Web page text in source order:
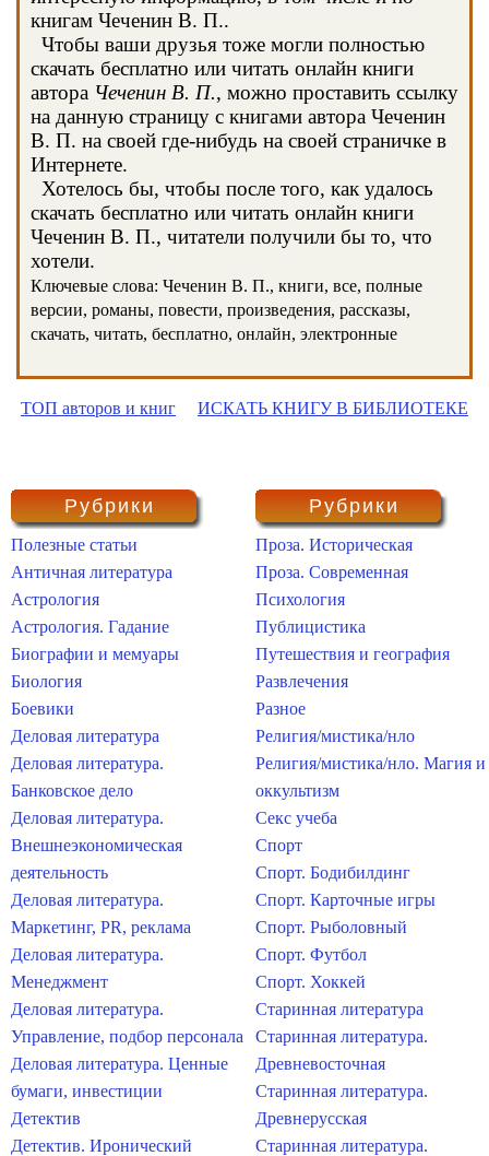
книгам Чеченин В. П..
Чтобы ваши друзья тоже могли полностью
скачать бесплатно или читать онлайн книги
автора Чеченин В. П., можно проставить ссылку
на данную страницу с книгами автора Чеченин
В. П. на своей где-нибудь на своей страничке в
Интернете.
Хотелось бы, чтобы после того, как удалось
скачать бесплатно или читать онлайн книги
Чеченин В. П., читатели получили бы то, что
хотели.
Ключевые слова: Чеченин В. П., книги, все, полные
версии, романы, повести, произведения, рассказы,
скачать, читать, бесплатно, онлайн, электронные
ТОП авторов и книг ИСКАТЬ КНИГУ В БИБЛИОТЕКЕ
Рубрики
Полезные статьи
Античная литература
Астрология
Астрология. Гадание
Биографии и мемуары
Биология
Боевики
Деловая литература
Деловая литература.
Банковское дело
Деловая литература.
Внешнеэкономическая
деятельность
Деловая литература.
Маркетинг, PR, реклама
Деловая литература.
Менеджмент
Деловая литература.
Управление, подбор персонала
Деловая литература. Ценные
бумаги, инвестиции
Детектив
Детектив. Иронический
Рубрики
Проза. Историческая
Проза. Современная
Психология
Публицистика
Путешествия и география
Развлечения
Разное
Религия/мистика/нло
Религия/мистика/нло. Магия и
оккультизм
Секс учеба
Спорт
Спорт. Бодибилдинг
Спорт. Карточные игры
Спорт. Рыболовный
Спорт. Футбол
Спорт. Хоккей
Старинная литература
Старинная литература.
Древневосточная
Старинная литература.
Древнерусская
Старинная литература.